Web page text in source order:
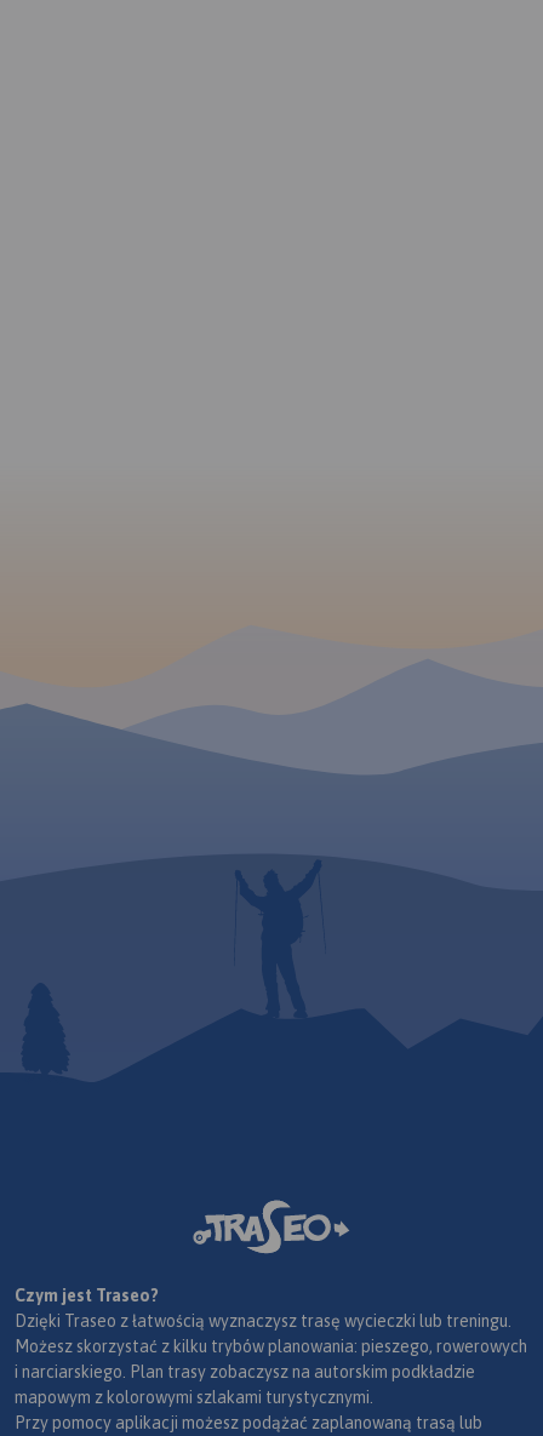
Czym jest Traseo?
Dzięki Traseo z łatwością wyznaczysz trasę wycieczki lub treningu.
Możesz skorzystać z kilku trybów planowania: pieszego, rowerowych
i narciarskiego. Plan trasy zobaczysz na autorskim podkładzie
mapowym z kolorowymi szlakami turystycznymi.
Przy pomocy aplikacji możesz podążać zaplanowaną trasą lub